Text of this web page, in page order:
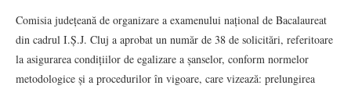
Comisia județeană de organizare a examenului național de Bacalaureat
din cadrul I.Ș.J. Cluj a aprobat un număr de 38 de solicitări, referitoare
la asigurarea condițiilor de egalizare a șanselor, conform normelor
metodologice și a procedurilor în vigoare, care vizează: prelungirea